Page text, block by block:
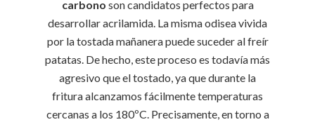
carbono son candidatos perfectos para
desarrollar acrilamida. La misma odisea vivida
por la tostada mañanera puede suceder al freír
patatas. De hecho, este proceso es todavía más
agresivo que el tostado, ya que durante la
fritura alcanzamos fácilmente temperaturas
cercanas a los 180ºC. Precisamente, en torno a